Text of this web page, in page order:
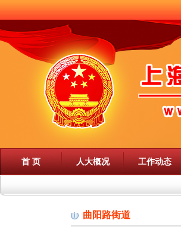
首 页 人大概况 工作动态
曲阳路街道